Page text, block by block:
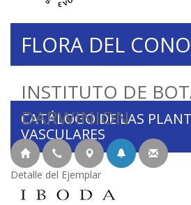
INSTITUTO DE
DARWINION
FLORA DEL
CATÁLOGO DE LAS
VASCULARES
Detalle del Ejemplar